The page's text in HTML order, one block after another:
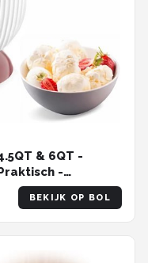
& 6QT -
-
& Handzaam -
in Gebruik -
BEKIJK OP BOL